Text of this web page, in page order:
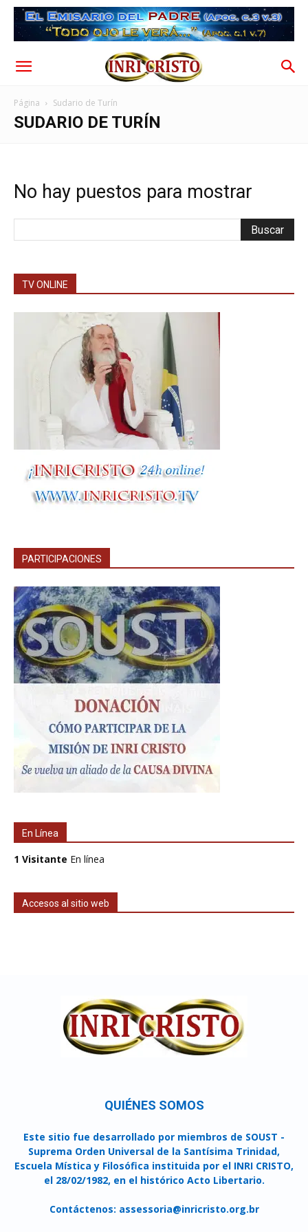
Página Sudario de Turín
SUDARIO DE TURÍN
No hay puestos para mostrar
TV ONLINE
PARTICIPACIONES
En Línea
1 Visitante En línea
Accesos al sitio web
QUIÉNES SOMOS
Este sitio fue desarrollado por miembros de SOUST -
Suprema Orden Universal de la Santísima Trinidad,
Escuela Mística y Filosófica instituida por el INRI CRISTO,
el 28/02/1982, en el histórico Acto Libertario.
Contáctenos: assessoria@inricristo.org.br